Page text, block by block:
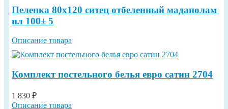
Пеленка 80х120 ситец отбеленный мадаполам
пл 100± 5
Описание товара
Комплект постельного белья евро сатин 2704
1 830 ₽
Описание товара